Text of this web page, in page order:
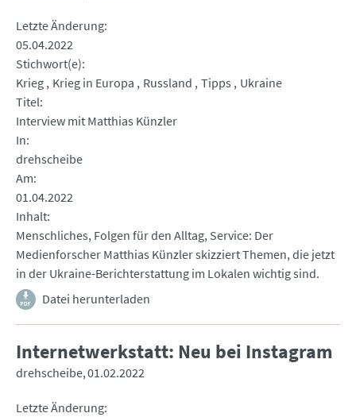
Letzte Änderung
05.04.2022
Stichwort(e)
Krieg Krieg in Europa Russland Tipps
Ukraine
Titel
Interview mit Matthias Künzler
In
drehscheibe
Am
01.04.2022
Inhalt
Menschliches, Folgen für den Alltag, Service: Der
Medienforscher Matthias Künzler skizziert Themen, die jetzt
in der Ukraine-Berichterstattung im Lokalen wichtig sind.
Datei herunterladen
Internetwerkstatt: Neu bei Instagram
drehscheibe 01.02.2022
Letzte Änderung